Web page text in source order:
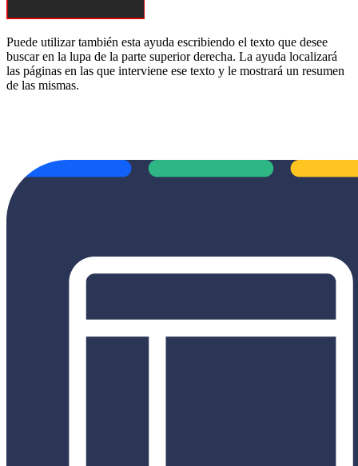
Puede utilizar también esta ayuda escribiendo el texto que desee
buscar en la lupa de la parte superior derecha. La ayuda localizará
las páginas en las que interviene ese texto y le mostrará un resumen
de las mismas.